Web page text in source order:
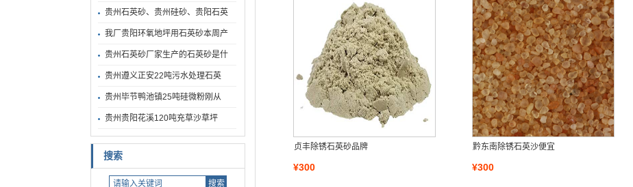
贵州石英砂、贵州硅砂、贵阳石英
我厂贵阳环氧地坪用石英砂本周产
贵州石英砂厂家生产的石英砂是什
贵州遵义正安22吨污水处理石英
贵州毕节鸭池镇25吨硅微粉刚从
贵州贵阳花溪120吨充草沙草坪
搜索
贞丰除锈石英砂品牌
¥300
黔东南除锈石英沙便宜
¥300